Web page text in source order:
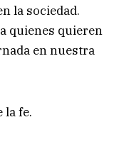
la sociedad.
quienes quieren
en nuestra
la fe.